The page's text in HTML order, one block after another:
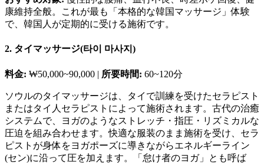
康維持全般。これが最も「本格的な韓国マッサージ」体験
で、韓国人が定期的に受ける施術です。
2. タイマッサージ(타이 마사지)
料金: ₩50,000~90,000 | 所要時間: 60~120分
ソウルのタイマッサージは、タイで訓練を受けたセラピスト
またはタイ人セラピストによって施術されます。古代の治癒
システムで、ヨガのようなストレッチ・指圧・リズミカルな
圧迫を組み合わせます。快適な服装のまま施術を受け、セラ
ピストが身体をヨガポーズに導きながらエネルギーライン
(セン)に沿って圧を加えます。「怠け者のヨガ」とも呼ば